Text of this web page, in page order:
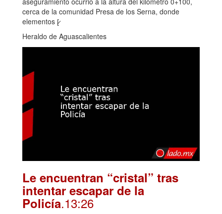
cerca de la comunidad Presa de los Serna, donde
elementos [̷
Heraldo de Aguascalientes
Le encuentran “cristal” tras
intentar escapar de la
Policía.13:26